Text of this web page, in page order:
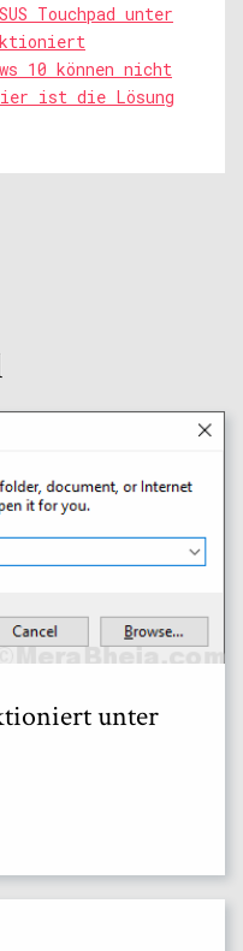
Touchpad unter
10 können nicht
ist die Lösung
unter